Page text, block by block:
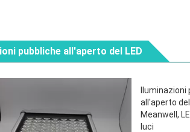
pubbliche all'aperto del LED
Iluminazioni
all'aperto del
Meanwell,
luci